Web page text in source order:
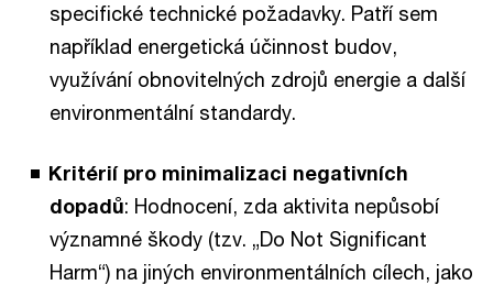
specifické technické požadavky. Patří sem
například energetická účinnost budov,
využívání obnovitelných zdrojů energie a další
environmentální standardy.
Kritérií pro minimalizaci negativních
dopadů: Hodnocení, zda aktivita nepůsobí
významné škody (tzv. „Do Not Significant
Harm“) na jiných environmentálních cílech, jako